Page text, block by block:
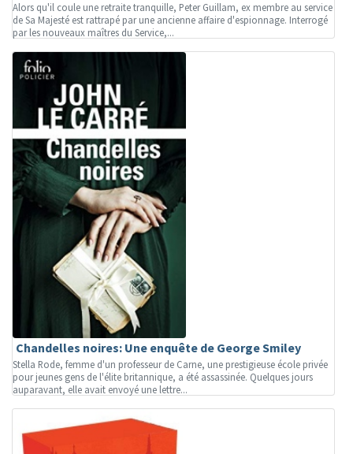
Alors qu'il coule une retraite tranquille, Peter Guillam, ex membre au service
de Sa Majesté est rattrapé par une ancienne affaire d'espionnage. Interrogé
par les nouveaux maîtres du Service,...
Chandelles noires: Une enquête de George Smiley
Stella Rode, femme d'un professeur de Carne, une prestigieuse école privée
pour jeunes gens de l'élite britannique, a été assassinée. Quelques jours
auparavant, elle avait envoyé une lettre...